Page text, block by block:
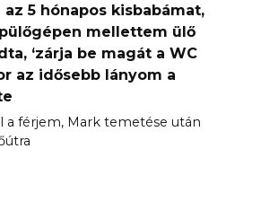
5 hónapos kisbabámat,
mellettem ülő
‘zárja be magát a WC
az idősebb lányom a
a férjem, Mark temetése után